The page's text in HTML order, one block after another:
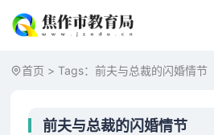
首页 > Tags：前夫与总裁的闪婚情节
前夫与总裁的闪婚情节